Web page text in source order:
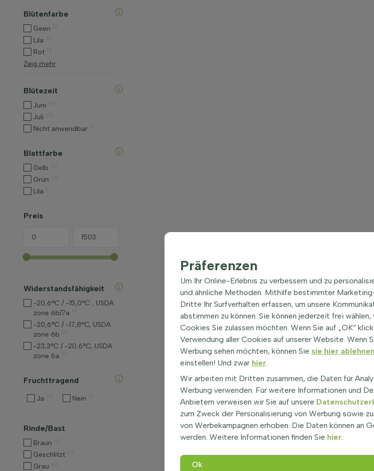
Blütenfarbe
Geen
Lila
Rot
Zeig mehr
Blütezeit
Juni
Juli
Nicht anwendbar
Blattfarbe
Gelb
Grün
Lila
Preis
Widerstandsfähigkeit
-20,6°C / -15,0°C , USDA
zone 6b/7a
-20,6°C / -17,8°C, USDA
zone 6b
-23,3°C / -20,6°C, USDA
zone 6a
Fruchttragend
Ja Nein
Rinde/Bast
Braun
Geschlitzt
Grau
Präferenzen
Um Ihr Online-Erlebnis zu verbessern und zu
und ähnliche Methoden. Mithilfe bestimmter
Dritte Ihr Surfverhalten erfassen, um unsere
abstimmen zu können. Sie können jederzeit frei
Cookies Sie zulassen möchten. Wenn Sie auf „OK“
Verwendung aller Cookies auf unserer Website. Wenn
Werbung sehen möchten, können Sie sie hier
einstellen! Und zwar hier.
Wir arbeiten mit Dritten zusammen, die Daten für
Werbung verwenden. Für weitere Informationen und
Anbietern verweisen wir Sie auf unsere
zum Zweck der Personalisierung von Werbung sowie
von Werbekampagnen erhoben. Die Daten können an
werden. Weitere Informationen finden Sie hier.
Ok